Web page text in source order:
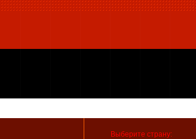
Выберите страну: